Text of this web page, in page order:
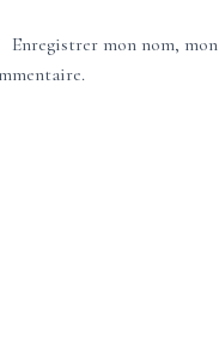
Enregistrer mon nom,